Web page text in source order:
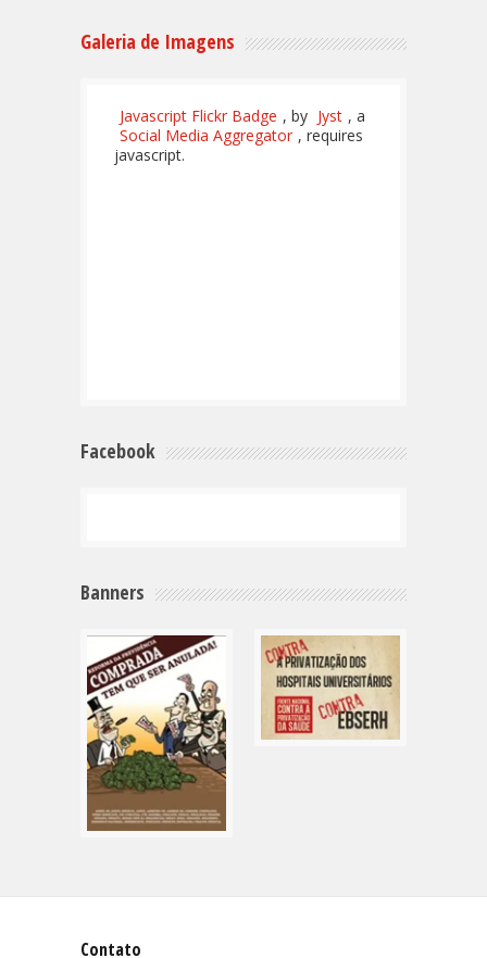
Galeria de Imagens
Javascript Flickr Badge , by Jyst , a
Social Media Aggregator , requires
javascript.
Facebook
Banners
Contato